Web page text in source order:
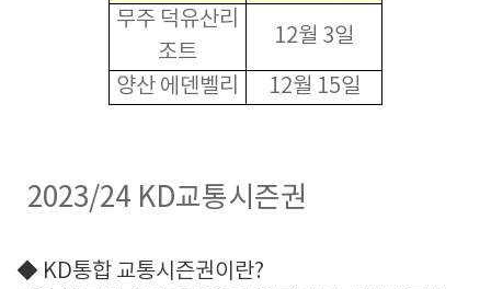
무주 덕유산리
조트
12월 3일
양산 에덴벨리
12월 15일
2023/24 KD교통시즌권
◆ KD통합 교통시즌권이란?